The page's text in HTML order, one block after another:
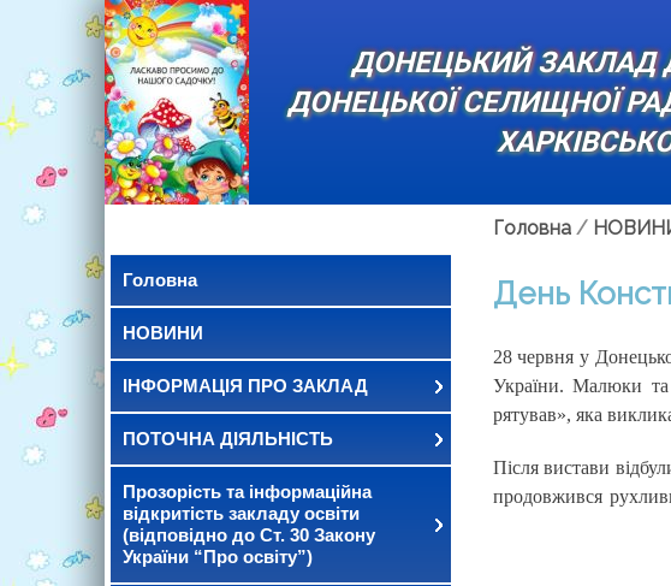
ДОНЕЦЬКИЙ ЗАКЛАД
ДОНЕЦЬКОЇ СЕЛИЩНОЇ
Головна /
Головна
НОВИНИ
ІНФОРМАЦІЯ ПРО ЗАКЛАД
ПОТОЧНА ДІЯЛЬНІСТЬ
Прозорість та інформаційна
відкритість закладу освіти
(відповідно до Ст. 30 Закону
України “Про освіту”)
День
28 червня у
України. Малюки та
рятував», яка
Після вистави
продовжився